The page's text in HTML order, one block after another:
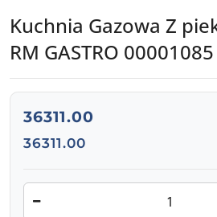
Kuchnia Gazowa Z
RM GASTRO 00001085
cena:
36311.00
Cena:
36311.00
Ilość